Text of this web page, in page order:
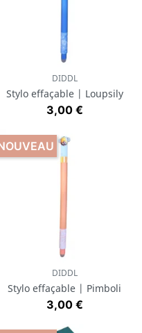
DIDDL
Stylo effaçable | Loupsily
Prix
3,00 €
DIDDL
Stylo effaçable | Pimboli
Prix
3,00 €